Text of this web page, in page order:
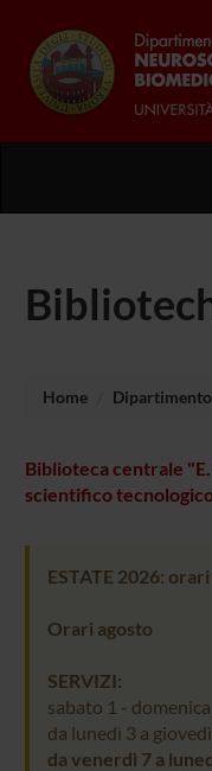
Home Dipartimento
Biblioteca centrale
scientifico
ESTATE 2026:
Orari agosto
SERVIZI:
sabato 1 -
da lunedì 3 a
da venerdì 7 a